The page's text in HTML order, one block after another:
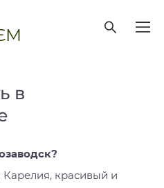
в
Карелия, красивый и